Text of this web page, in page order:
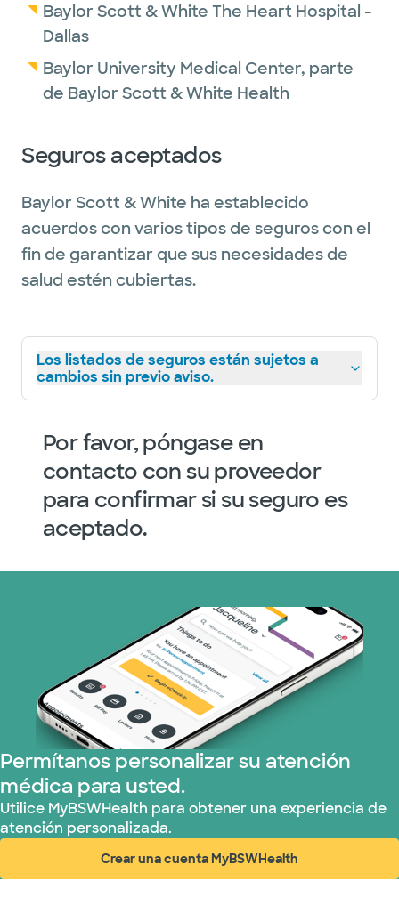
Baylor Scott & White The Heart Hospital -
Dallas
Baylor University Medical Center, parte
de Baylor Scott & White Health
Seguros aceptados
Baylor Scott & White ha establecido
acuerdos con varios tipos de seguros con el
fin de garantizar que sus necesidades de
salud estén cubiertas.
Los listados de seguros están sujetos a
cambios sin previo aviso.
Por favor, póngase en
contacto con su proveedor
para confirmar si su seguro es
aceptado.
Permítanos personalizar su atención
médica para usted.
Utilice MyBSWHealth para obtener una experiencia de
atención personalizada.
Crear una cuenta MyBSWHealth
(abre en ventana nueva)